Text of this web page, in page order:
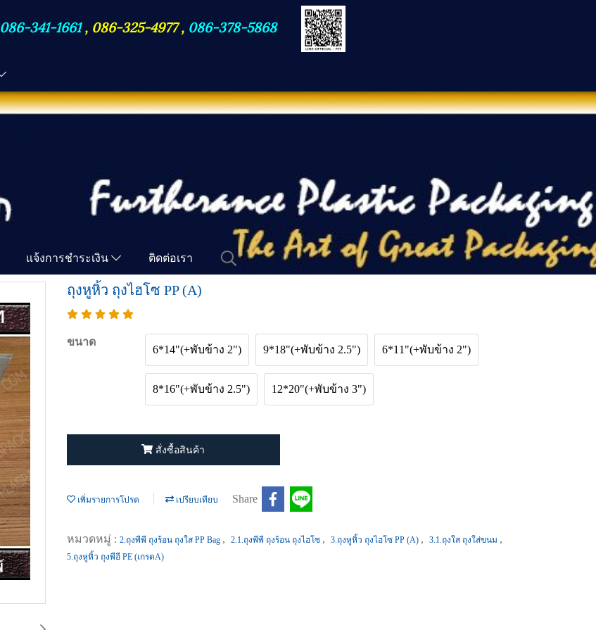
086-341-1661, 086-325-4977, 086-378-5868
แจ้งการชำระเงิน ติดต่อเรา
ถุงหูหิ้ว ถุงไฮโซ PP (A)
ขนาด
6*14"(+พับข้าง 2") 9*18"(+พับข้าง 2.5") 6*11"(+พับข้าง 2")
8*16"(+พับข้าง 2.5") 12*20"(+พับข้าง 3")
สั่งซื้อสินค้า
เพิ่มรายการโปรด เปรียบเทียบ Share
หมวดหมู่ : 2.ถุงพีพี ถุงร้อน ถุงใส PP Bag , 2.1.ถุงพีพี ถุงร้อน ถุงไฮโซ , 3.ถุงหูหิ้ว ถุงไฮโซ PP (A) , 3.1.ถุงใส ถุงใส่ขนม ,
5.ถุงหูหิ้ว ถุงพีอี PE (เกรดA)